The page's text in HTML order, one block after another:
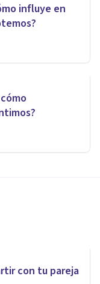
influye en
con tu pareja